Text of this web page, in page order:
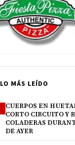
LO MÁS LEÍDO
CUERPOS EN
CORTO CIRCUITO Y
COLADERAS
DE AYER